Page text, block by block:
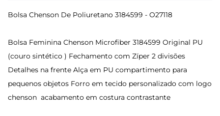
Bolsa Chenson De Poliuretano 3184599 - O27118
Bolsa Feminina Chenson Microfiber 3184599 Original PU
(couro sintético ) Fechamento com Zíper 2 divisões
Detalhes na frente Alça em PU compartimento para
pequenos objetos Forro em tecido personalizado com logo
chenson acabamento em costura contrastante